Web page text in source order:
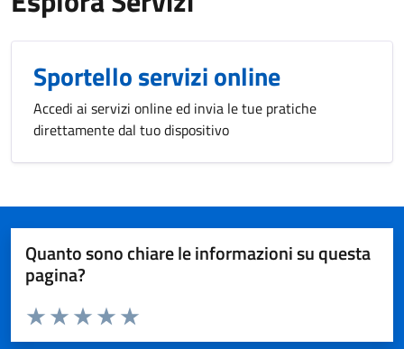
Sportello servizi online
Accedi ai servizi online ed invia le tue pratiche
direttamente dal tuo dispositivo
Quanto sono chiare le informazioni su questa
pagina?
Valuta da 1 a 5 stelle la pagina
Valuta 5 stelle su 5
Valuta 4 stelle su 5
Valuta 3 stelle su 5
Valuta 2 stelle su 5
Valuta 1 stelle su 5